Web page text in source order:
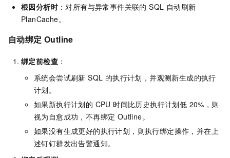
根因分析时 ：对所有与异常事件关联的 SQL 自动刷新
PlanCache。
自动绑定 Outline
绑定前检查 ：
系统会尝试刷新 SQL 的执行计划，并观测新生成的执行
计划。
如果新执行计划的 CPU 时间比历史执行计划低 20%，则
视为自愈成功，不再绑定 Outline。
如果没有生成更好的执行计划，则执行绑定操作，并在上
述钉钉群发出告警通知。